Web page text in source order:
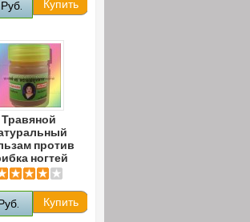
Травяной
против
ногтей